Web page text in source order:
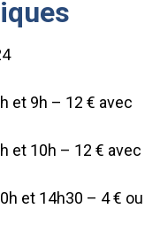
et 9h – 12 € avec
et 10h – 12 € avec
et 14h30 – 4 € ou